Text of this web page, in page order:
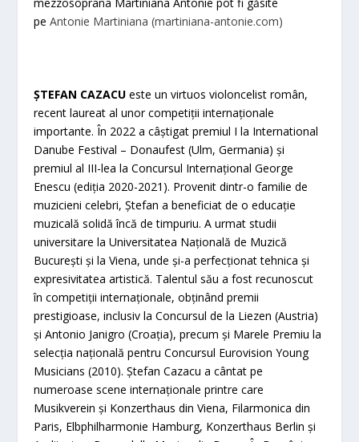
peAntonie Martiniana (martiniana-antonie.com)
ȘTEFAN CAZACU este un virtuos violoncelist român,
recent laureat al unor competiții internaționale
importante. În 2022 a câștigat premiul I la International
Danube Festival – Donaufest (Ulm, Germania) și
premiul al III-lea la Concursul Internațional George
Enescu (ediția 2020-2021). Provenit dintr-o familie de
muzicieni celebri, Ștefan a beneficiat de o educație
muzicală solidă încă de timpuriu. A urmat studii
universitare la Universitatea Națională de Muzică
București și la Viena, unde și-a perfecționat tehnica și
expresivitatea artistică. Talentul său a fost recunoscut
în competiții internaționale, obținând premii
prestigioase, inclusiv la Concursul de la Liezen (Austria)
și Antonio Janigro (Croația), precum și Marele Premiu la
selecția națională pentru Concursul Eurovision Young
Musicians (2010). Ștefan Cazacu a cântat pe
numeroase scene internaționale printre care
Musikverein și Konzerthaus din Viena, Filarmonica din
Paris, Elbphilharmonie Hamburg, Konzerthaus Berlin și